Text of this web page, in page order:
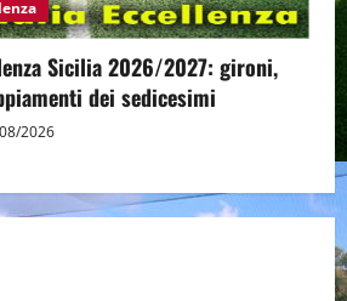
Sicilia 2026/2027: gironi,
dei sedicesimi
2026